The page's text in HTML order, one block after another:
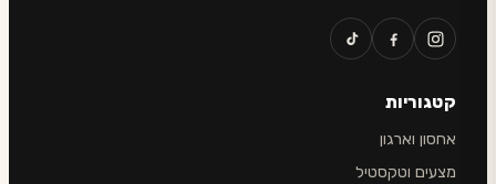
קטגוריות
אחסון וארגון
מצעים וטקסטיל